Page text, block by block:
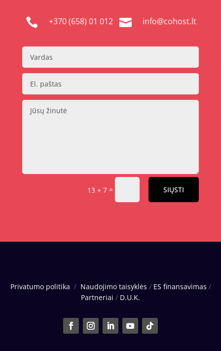
 +370 (658) 01 012  info@cohost.lt
13 + 7 = SIŲSTI
Privatumo politika / Naudojimo taisyklės / ES finansavimas /
Partneriai / D.U.K.